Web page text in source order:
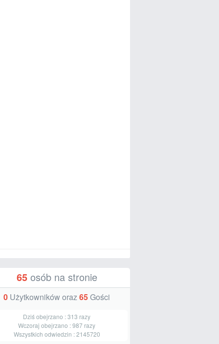
65osób na stronie
0 Użytkowników oraz65Gości
Dziś obejrzano :313 razy
Wczoraj obejrzano :987 razy
Wszystkich odwiedzin :2145720